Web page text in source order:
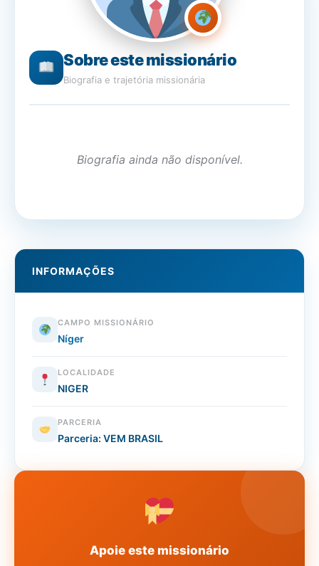
Sobre este missionário
Biografia e trajetória missionária
Biografia ainda não disponível.
INFORMAÇÕES
CAMPO MISSIONÁRIO
Níger
LOCALIDADE
NIGER
PARCERIA
Parceria: VEM BRASIL
Apoie este missionário